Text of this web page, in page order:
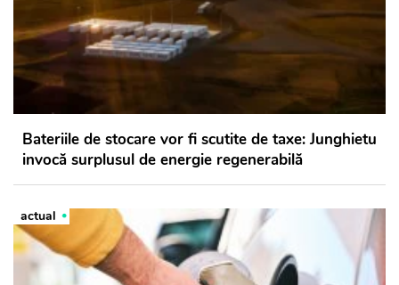
Bateriile de stocare vor fi scutite de taxe: Junghietu
invocă surplusul de energie regenerabilă
actual